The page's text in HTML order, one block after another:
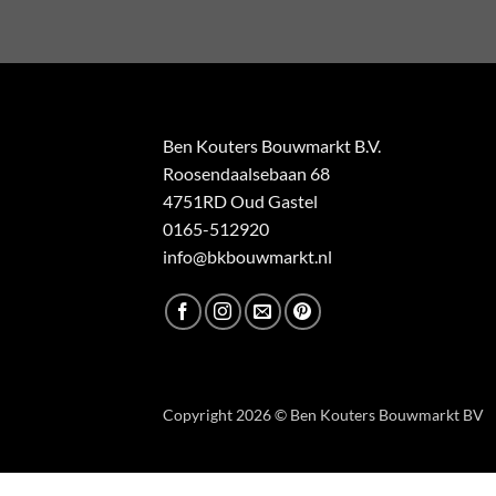
Ben Kouters Bouwmarkt B.V.
Roosendaalsebaan 68
4751RD Oud Gastel
0165-512920
info@bkbouwmarkt.nl
Copyright 2026 © Ben Kouters Bouwmarkt BV